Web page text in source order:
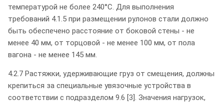
температурой не более 240°С. Для выполнения
требований 4.1.5 при размещении рулонов стали должно
быть обеспечено расстояние от боковой стены - не
менее 40 мм, от торцовой - не менее 100 мм, от пола
вагона - не менее 145 мм.
4.2.7 Растяжки, удерживающие груз от смещения, должны
крепиться за специальные увязочные устройства в
соответствии с подразделом 9.6 [3]. Значения нагрузок,